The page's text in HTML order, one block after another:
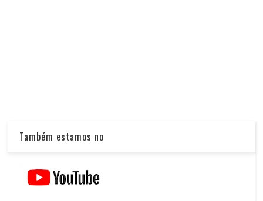
Também estamos no